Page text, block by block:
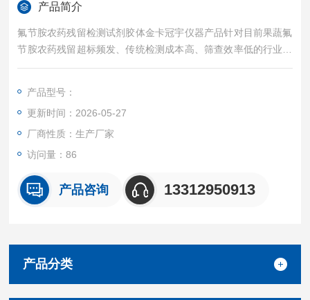
产品简介
氟节胺农药残留检测试剂胶体金卡冠宇仪器产品针对目前果蔬氟
节胺农药残留超标频发、传统检测成本高、筛查效率低的行业痛
点，冠宇仪器制造（江苏）有限公司结合地域检测需求、市场常
农药残留检测卡批量筛查方案。
产品型号：
更新时间：2026-05-27
厂商性质：生产厂家
访问量：86
产品咨询 13312950913
产品分类